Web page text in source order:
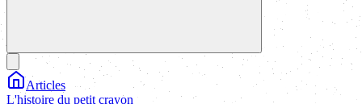
Articles
L'histoire du petit crayon